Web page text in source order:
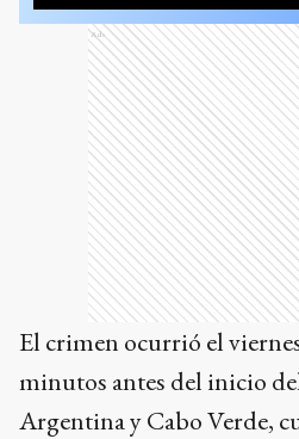
Ads
El crimen ocurrió el
minutos antes del inicio
Argentina y Cabo Verde,